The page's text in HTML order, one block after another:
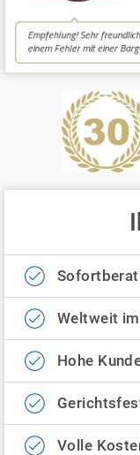
Weltweit
Hohe
Volle